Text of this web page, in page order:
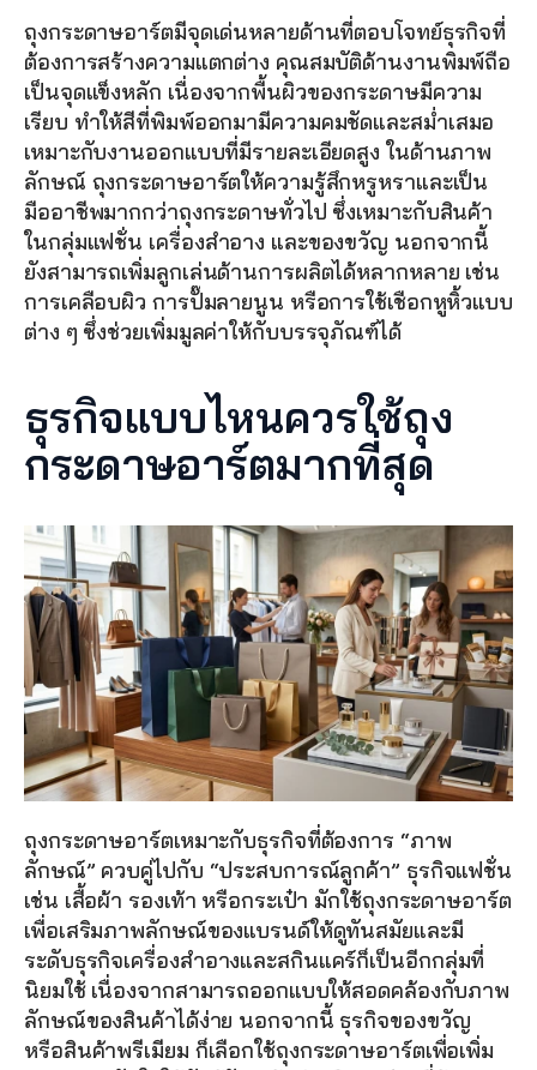
ถุงกระดาษอาร์ตมีจุดเด่นหลายด้านที่ตอบโจทย์ธุรกิจที่
ต้องการสร้างความแตกต่าง คุณสมบัติด้านงานพิมพ์ถือ
เป็นจุดแข็งหลัก เนื่องจากพื้นผิวของกระดาษมีความ
เรียบ ทำให้สีที่พิมพ์ออกมามีความคมชัดและสม่ำเสมอ
เหมาะกับงานออกแบบที่มีรายละเอียดสูง ในด้านภาพ
ลักษณ์ ถุงกระดาษอาร์ตให้ความรู้สึกหรูหราและเป็น
มืออาชีพมากกว่าถุงกระดาษทั่วไป ซึ่งเหมาะกับสินค้า
ในกลุ่มแฟชั่น เครื่องสำอาง และของขวัญ นอกจากนี้
ยังสามารถเพิ่มลูกเล่นด้านการผลิตได้หลากหลาย เช่น
การเคลือบผิว การปั๊มลายนูน หรือการใช้เชือกหูหิ้วแบบ
ต่าง ๆ ซึ่งช่วยเพิ่มมูลค่าให้กับบรรจุภัณฑ์ได้
ธุรกิจแบบไหนควรใช้ถุง
กระดาษอาร์ตมากที่สุด
ถุงกระดาษอาร์ตเหมาะกับธุรกิจที่ต้องการ “ภาพ
ลักษณ์” ควบคู่ไปกับ “ประสบการณ์ลูกค้า” ธุรกิจแฟชั่น
เช่น เสื้อผ้า รองเท้า หรือกระเป๋า มักใช้ถุงกระดาษอาร์ต
เพื่อเสริมภาพลักษณ์ของแบรนด์ให้ดูทันสมัยและมี
ระดับธุรกิจเครื่องสำอางและสกินแคร์ก็เป็นอีกกลุ่มที่
นิยมใช้ เนื่องจากสามารถออกแบบให้สอดคล้องกับภาพ
ลักษณ์ของสินค้าได้ง่าย นอกจากนี้ ธุรกิจของขวัญ
หรือสินค้าพรีเมียม ก็เลือกใช้ถุงกระดาษอาร์ตเพื่อเพิ่ม